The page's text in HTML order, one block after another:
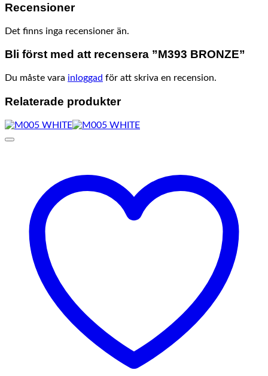
Recensioner
Det finns inga recensioner än.
Bli först med att recensera ”M393 BRONZE”
Du måste vara inloggad för att skriva en recension.
Relaterade produkter